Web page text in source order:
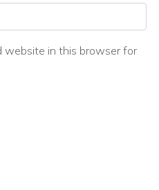
website in this browser for